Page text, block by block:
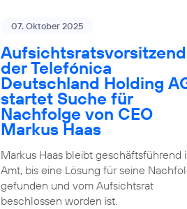
07. Oktober 2025
der Telefónica
Deutschland Holding
startet Suche für
Nachfolge von CEO
Markus Haas
Markus Haas bleibt geschäftsführend
Amt, bis eine Lösung für seine
gefunden und vom Aufsichtsrat
beschlossen worden ist.